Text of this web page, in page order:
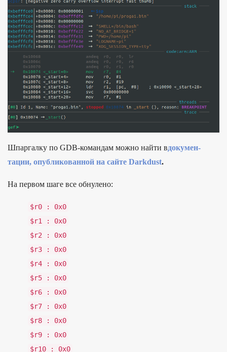
Шпар­галку по GDB-коман­дам мож­но най­ти вдо­кумен­
тации, опуб­ликован­ной на сай­те Darkdust.
На пер­вом шаге все обну­лено:
$r0 :
0x0
$r1
:
0x0
$r2
:
0x0
$r3
:
0x0
$r4
:
0x0
$r5
:
0x0
$r6
:
0x0
$r7
:
0x0
$r8
:
0x0
$r9
:
0x0
$r10
:
0x0